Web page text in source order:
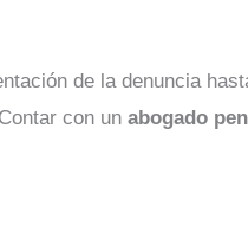
de la denuncia
con un abogado